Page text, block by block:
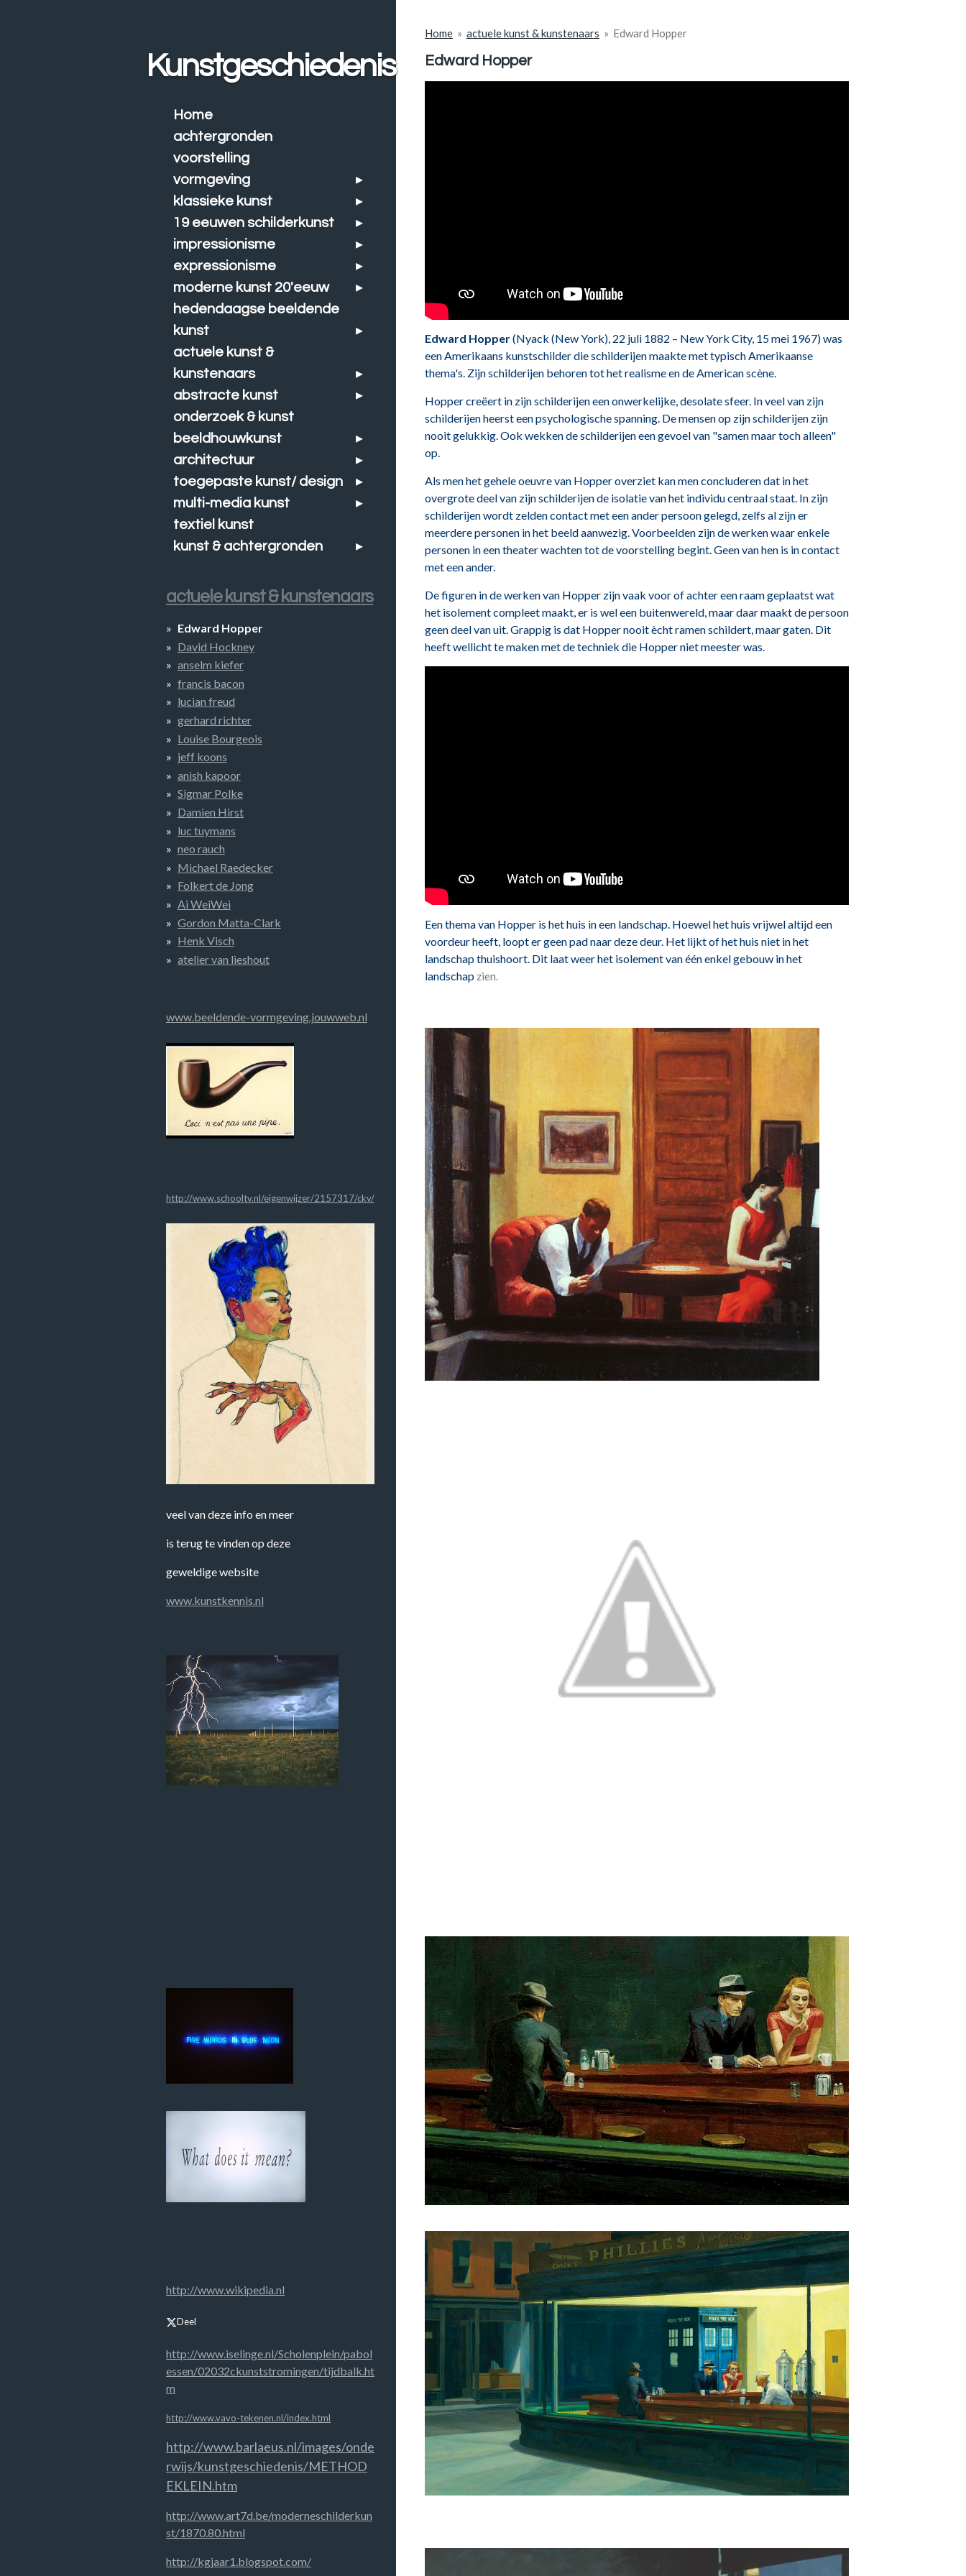
Home » actuele kunst & kunstenaars » Edward Hopper
Edward Hopper
Edward Hopper(Nyack (New York), 22 juli 1882 – New York City, 15 mei 1967) was
een Amerikaans kunstschilder die schilderijen maakte met typisch Amerikaanse
thema's. Zijn schilderijen behoren tot het realisme en de American scène.
Hopper creëert in zijn schilderijen een onwerkelijke, desolate sfeer. In veel van zijn
schilderijen heerst een psychologische spanning. De mensen op zijn schilderijen zijn
nooit gelukkig. Ook wekken de schilderijen een gevoel van "samen maar toch alleen"
op.
Als men het gehele oeuvre van Hopper overziet kan men concluderen dat in het
overgrote deel van zijn schilderijen de isolatie van het individu centraal staat. In zijn
schilderijen wordt zelden contact met een ander persoon gelegd, zelfs al zijn er
meerdere personen in het beeld aanwezig. Voorbeelden zijn de werken waar enkele
personen in een theater wachten tot de voorstelling begint. Geen van hen is in contact
met een ander.
De figuren in de werken van Hopper zijn vaak voor of achter een raam geplaatst wat
het isolement compleet maakt, er is wel een buitenwereld, maar daar maakt de persoon
geen deel van uit. Grappig is dat Hopper nooit ècht ramen schildert, maar gaten. Dit
heeft wellicht te maken met de techniek die Hopper niet meester was.
Een thema van Hopper is het huis in een landschap. Hoewel het huis vrijwel altijd een
voordeur heeft, loopt er geen pad naar deze deur. Het lijkt of het huis niet in het
landschap thuishoort. Dit laat weer het isolement van één enkel gebouw in het
landschap zien.
Kunstgeschiedenis
Home
achtergronden
voorstelling
vormgeving
klassieke kunst
19 eeuwen schilderkunst
impressionisme
expressionisme
moderne kunst 20'eeuw
hedendaagse beeldende
kunst
actuele kunst &
kunstenaars
abstracte kunst
onderzoek & kunst
beeldhouwkunst
architectuur
toegepaste kunst/ design
multi-media kunst
textiel kunst
kunst & achtergronden
actuele kunst & kunstenaars
Edward Hopper
David Hockney
anselm kiefer
francis bacon
lucian freud
gerhard richter
Louise Bourgeois
jeff koons
anish kapoor
Sigmar Polke
Damien Hirst
luc tuymans
neo rauch
Michael Raedecker
Folkert de Jong
Ai WeiWei
Gordon Matta-Clark
Henk Visch
atelier van lieshout
www.beeldende-vormgeving.jouwweb.nl
http://www.schooltv.nl/eigenwijzer/2157317/ckv/
veel van deze info en meer
is terug te vinden op deze
geweldige website
www.kunstkennis.nl
http://www.wikipedia.nl
Deel
http://www.iselinge.nl/Scholenplein/pabol
essen/02032ckunststromingen/tijdbalk.ht
m
http://www.vavo-tekenen.nl/index.html
http://www.barlaeus.nl/images/onde
rwijs/kunstgeschiedenis/METHOD
EKLEIN.htm
http://www.art7d.be/moderneschilderkun
st/1870.80.html
http://kgjaar1.blogspot.com/